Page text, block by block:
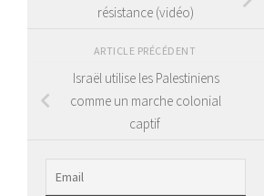
résistance (vidéo)
ARTICLE PRÉCÉDENT
Israël utilise les Palestiniens
comme un marche colonial
captif